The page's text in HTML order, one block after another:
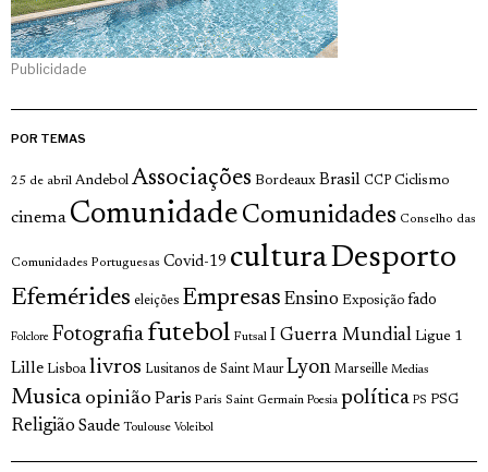
Publicidade
POR TEMAS
25 de abril Andebol Associações Bordeaux Brasil CCP Ciclismo
cinema Comunidade Comunidades Conselho das
Comunidades Portuguesas Covid-19 culturaDesporto
Efemérides eleições Empresas Ensino Exposição fado
Folclore Fotografia futebol Futsal I Guerra Mundial Ligue 1
Lille Lisboa livros Lusitanos de Saint Maur Lyon Marseille Medias
Musica opinião Paris Paris Saint Germain Poesia política PS PSG
Religião Saude Toulouse Voleibol